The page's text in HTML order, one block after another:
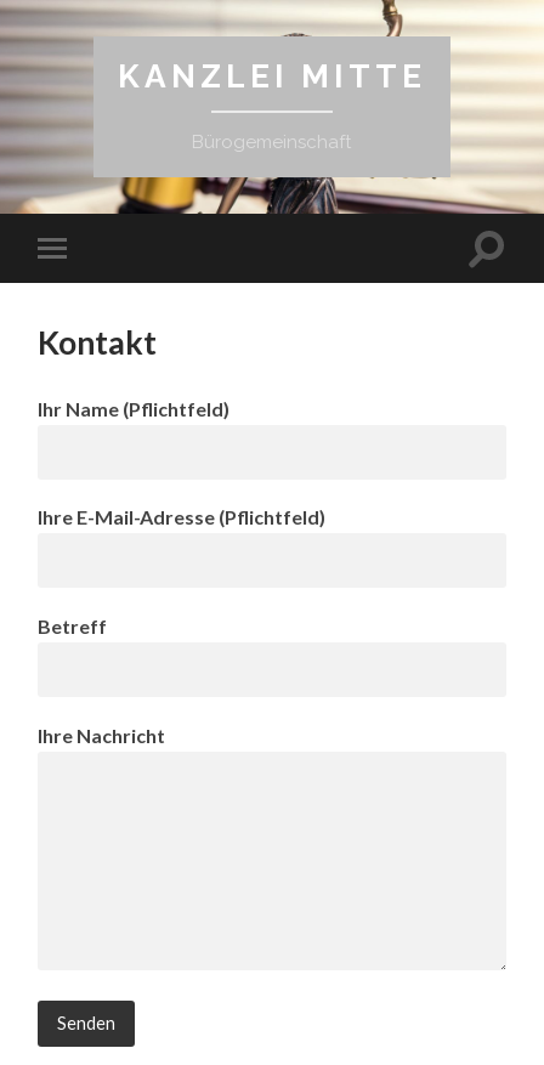
KANZLEI MITTE
Bürogemeinschaft
Kontakt
Ihr Name (Pflichtfeld)
Ihre E-Mail-Adresse (Pflichtfeld)
Betreff
Ihre Nachricht